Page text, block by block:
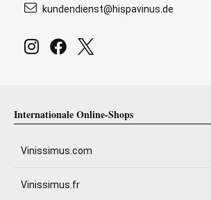
kundendienst@hispavinus.de
Internationale Online-Shops
Vinissimus.com
Vinissimus.fr